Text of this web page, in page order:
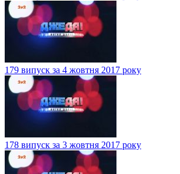
179 випуск за 4 жовтня 2017 року
178 випуск за 3 жовтня 2017 року